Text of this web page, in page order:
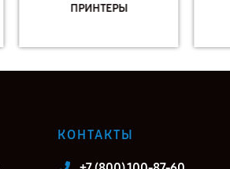
ПРИНТЕРЫ
КОНТАКТЫ